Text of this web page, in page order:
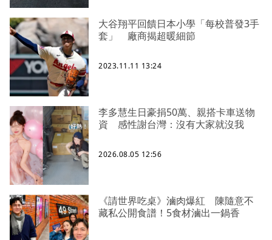
大谷翔平回饋日本小學「每校普發3手
套」 廠商揭超暖細節
2023.11.11 13:24
李多慧生日豪捐50萬、親搭卡車送物
資 感性謝台灣：沒有大家就沒我
2026.08.05 12:56
《請世界吃桌》滷肉爆紅 陳隨意不
藏私公開食譜！5食材滷出一鍋香